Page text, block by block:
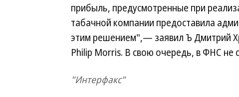
прибыль, предусмотренные при
табачной компании предоставила
этим решением",— заявил Ъ Дмитрий
Philip Morris. В свою очередь, в ФНС не
"Интерфакс"